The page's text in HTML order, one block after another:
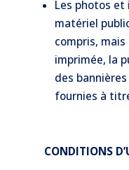
Les photos et
matériel
compris,
imprimée, la
des
fournies à
CONDITIONS